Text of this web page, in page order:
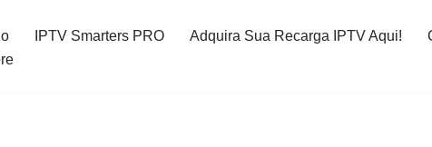
IPTV Smarters PRO Adquira Sua Recarga IPTV Aqui!